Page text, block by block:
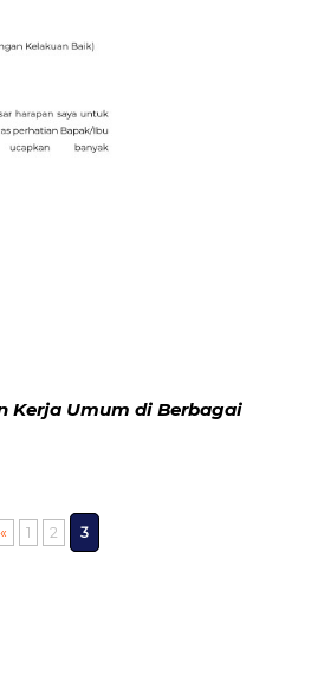
Kerja Umum di Berbagai
« 1 2 3